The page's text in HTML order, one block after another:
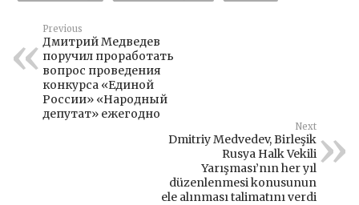
Previous
Дмитрий Медведев
поручил проработать
вопрос проведения
конкурса «Единой
России» «Народный
депутат» ежегодно
Next
Dmitriy Medvedev, Birleşik
Rusya Halk Vekili
Yarışması’nın her yıl
düzenlenmesi konusunun
ele alınması talimatını verdi